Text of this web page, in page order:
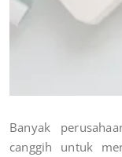
Banyak
canggih untuk